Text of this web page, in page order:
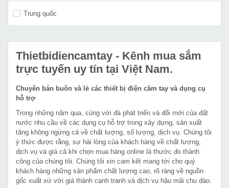
Trung quốc
Thietbidiencamtay - Kênh mua sắm
trực tuyến uy tín tại Việt Nam.
Chuyên bán buôn và lẻ các thiết bị điện cầm tay và dụng cụ
hỗ trợ
Trong những năm qua, cùng với đà phát triển và đổi mới của đất
nước nhu cầu về các dụng cụ hỗ trợ trong xây dựng, sản xuất
tăng không ngừng cả về chất lượng, số lượng, dịch vụ. Chúng tôi
ý thức được rằng, sự hài lòng của khách hàng về chất lượng,
dịch vụ và giá cả khi chọn mua hàng online là thước đo thành
công của chúng tôi. Chúng tôi xin cam kết mang tới cho quý
khách hàng những sản phẩm chất lượng cao, rõ ràng về nguồn
gốc xuất xứ với giá thành cạnh tranh và dịch vụ hậu mãi chu đáo.